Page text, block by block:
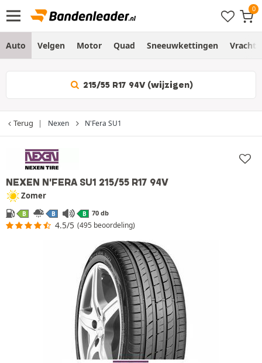
Auto Velgen Motor Quad Sneeuwkettingen
215/55 R17 94V (wijzigen)
Terug Nexen N'Fera SU1
NEXEN N'FERA SU1 215/55 R17 94V
Zomer
B B B 70 db
4.5/5 (495 beoordeling)